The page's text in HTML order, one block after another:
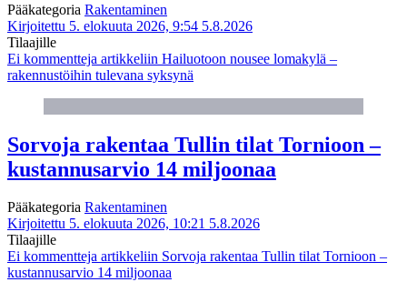
Pääkategoria Rakentaminen
Kirjoitettu 5. elokuuta 2026, 9:54 5.8.2026
Tilaajille
Ei kommentteja artikkeliin Hailuotoon nousee lomakylä –
rakennustöihin tulevana syksynä
Sorvoja rakentaa Tullin tilat Tornioon –
kustannusarvio 14 miljoonaa
Pääkategoria Rakentaminen
Kirjoitettu 5. elokuuta 2026, 10:21 5.8.2026
Tilaajille
Ei kommentteja artikkeliin Sorvoja rakentaa Tullin tilat Tornioon –
kustannusarvio 14 miljoonaa